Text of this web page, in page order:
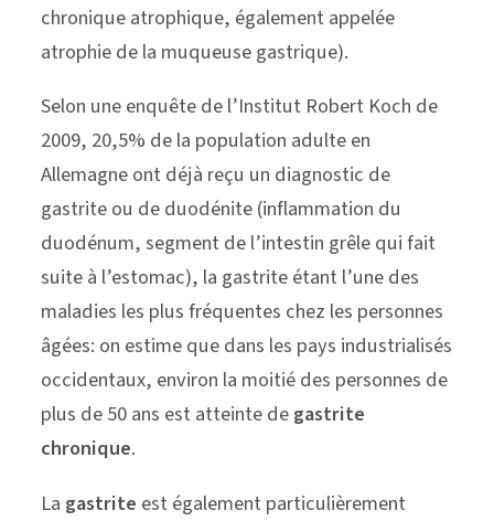
chronique atrophique, également appelée
atrophie de la muqueuse gastrique).
Selon une enquête de l’Institut Robert Koch de
2009, 20,5% de la population adulte en
Allemagne ont déjà reçu un diagnostic de
gastrite ou de duodénite (inflammation du
duodénum, segment de l’intestin grêle qui fait
suite à l’estomac), la gastrite étant l’une des
maladies les plus fréquentes chez les personnes
âgées: on estime que dans les pays industrialisés
occidentaux, environ la moitié des personnes de
plus de 50 ans est atteinte degastrite
chronique.
La gastrite est également particulièrement